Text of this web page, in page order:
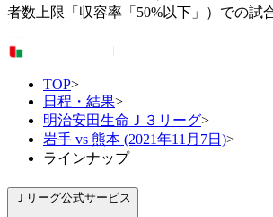
者数上限「収容率「50%以下」）での試
TOP>
日程・結果>
明治安田生命Ｊ３リーグ>
岩手 vs 熊本 (2021年11月7日)>
ラインナップ
Ｊリーグ公式サービス